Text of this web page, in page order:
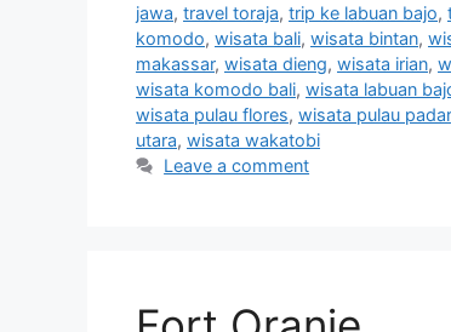
jawa, travel toraja, trip ke labuan bajo,
komodo, wisata bali, wisata bintan,
makassar, wisata dieng, wisata irian,
wisata komodo bali, wisata labuan
wisata pulau flores, wisata pulau padar
utara, wisata wakatobi
Leave a comment